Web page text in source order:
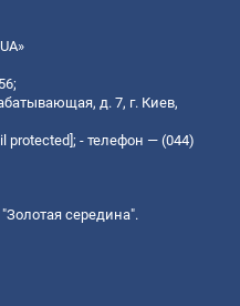
д. 7, г. Киев,
protected]; - телефон — (044)
середина".